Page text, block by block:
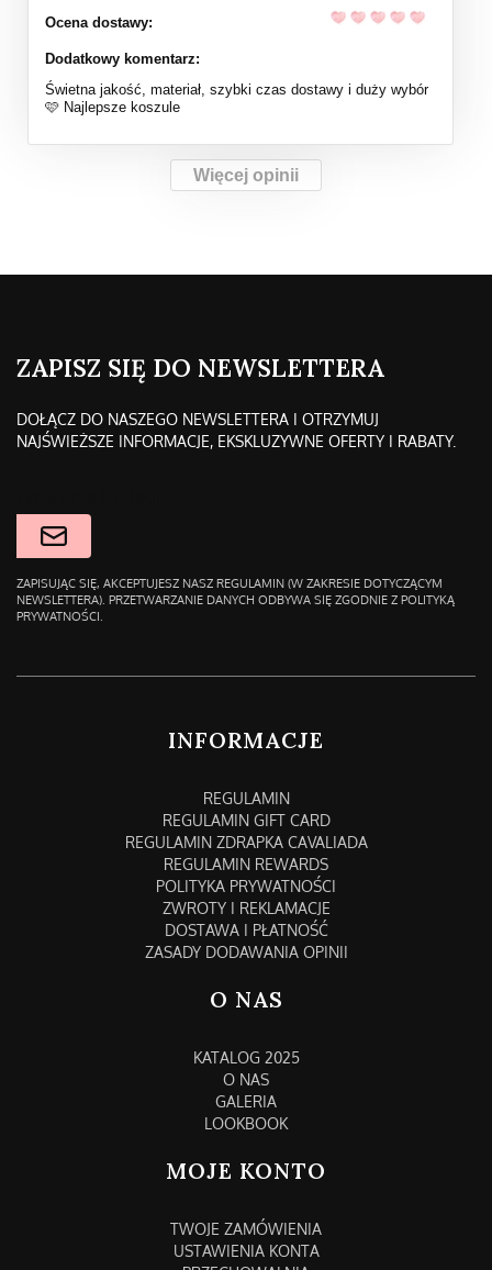
Ocena dostawy:
Dodatkowy komentarz:
Świetna jakość, materiał, szybki czas dostawy i duży wybór
🩷 Najlepsze koszule
Więcej opinii
ZAPISZ SIĘ DO NEWSLETTERA
DOŁĄCZ DO NASZEGO NEWSLETTERA I OTRZYMUJ
NAJŚWIEŻSZE INFORMACJE, EKSKLUZYWNE OFERTY I RABATY.
ZAPISUJĄC SIĘ, AKCEPTUJESZ NASZ REGULAMIN (W ZAKRESIE DOTYCZĄCYM
NEWSLETTERA). PRZETWARZANIE DANYCH ODBYWA SIĘ ZGODNIE Z POLITYKĄ
PRYWATNOŚCI.
INFORMACJE
REGULAMIN
REGULAMIN GIFT CARD
REGULAMIN ZDRAPKA CAVALIADA
REGULAMIN REWARDS
POLITYKA PRYWATNOŚCI
ZWROTY I REKLAMACJE
DOSTAWA I PŁATNOŚĆ
ZASADY DODAWANIA OPINII
O NAS
KATALOG 2025
O NAS
GALERIA
LOOKBOOK
MOJE KONTO
TWOJE ZAMÓWIENIA
USTAWIENIA KONTA